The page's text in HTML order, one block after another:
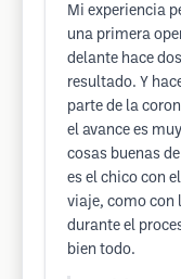
Mi experiencia
una primera
delante hace
resultado. Y
parte de la
el avance es
cosas buenas
es el chico con
viaje, como con
durante el
bien todo.